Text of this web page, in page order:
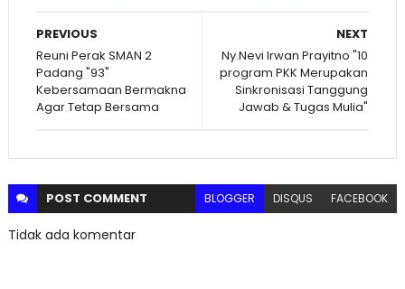
NEXT
Ny.Nevi Irwan Prayitno "10
program PKK Merupakan
Sinkronisasi Tanggung
Jawab & Tugas Mulia"
PREVIOUS
Reuni Perak SMAN 2
Padang "93"
Kebersamaan Bermakna
Agar Tetap Bersama
POST COMMENT BLOGGER DISQUS FACEBOOK
Tidak ada komentar